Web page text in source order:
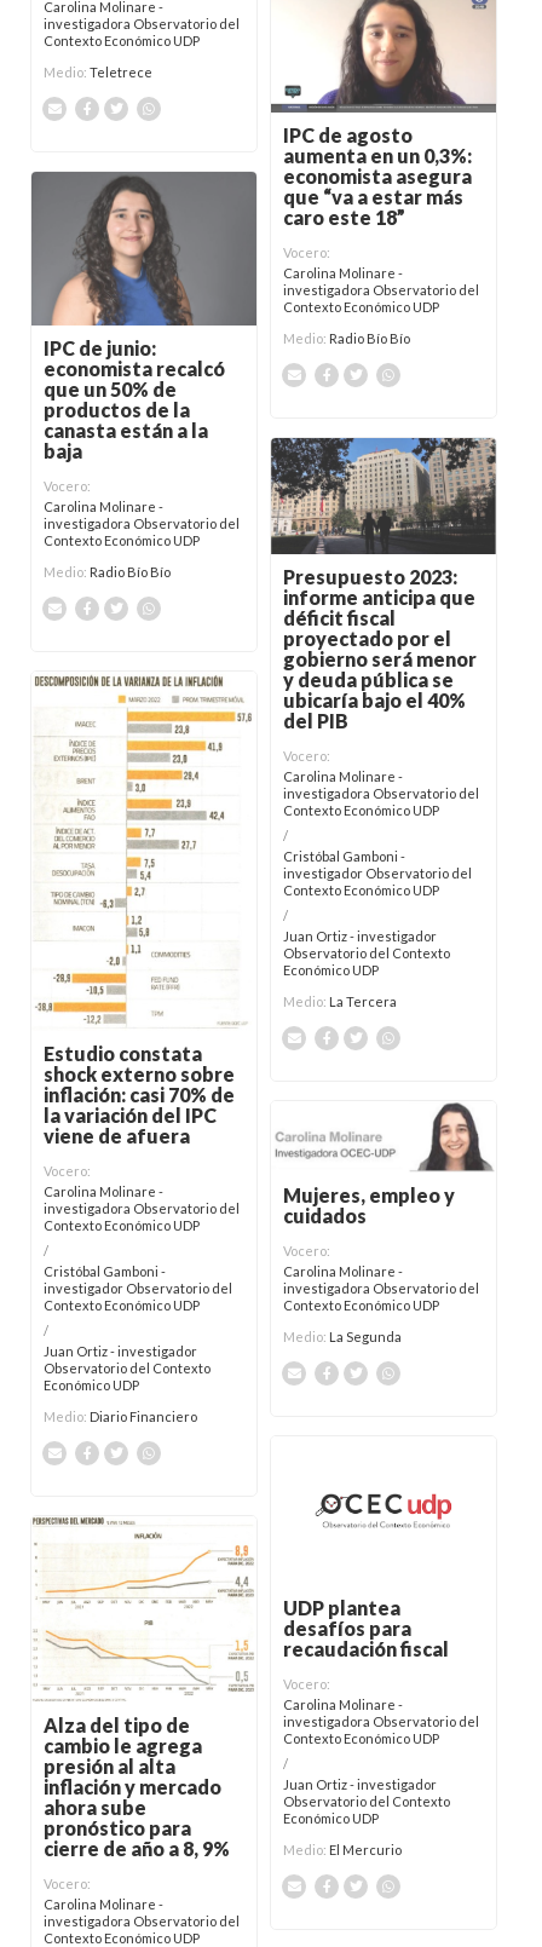
Carolina Molinare -
investigadora Observatorio del
Contexto Económico UDP
Medio: Teletrece
IPC de agosto
aumenta en un 0,3%:
economista asegura
que “va a estar más
caro este 18”
Vocero:
Carolina Molinare -
investigadora Observatorio del
Contexto Económico UDP
Medio: Radio Bío Bío
IPC de junio:
economista recalcó
que un 50% de
productos de la
canasta están a la
baja
Vocero:
Carolina Molinare -
investigadora Observatorio del
Contexto Económico UDP
Medio: Radio Bío Bío
Presupuesto 2023:
informe anticipa que
déficit fiscal
proyectado por el
gobierno será menor
y deuda pública se
ubicaría bajo el 40%
del PIB
Vocero:
Carolina Molinare -
investigadora Observatorio del
Contexto Económico UDP
/
Cristóbal Gamboni -
investigador Observatorio del
Contexto Económico UDP
/
Juan Ortiz - investigador
Observatorio del Contexto
Económico UDP
Medio: La Tercera
Estudio constata
shock externo sobre
inflación: casi 70% de
la variación del IPC
viene de afuera
Vocero:
Carolina Molinare -
investigadora Observatorio del
Contexto Económico UDP
/
Cristóbal Gamboni -
investigador Observatorio del
Contexto Económico UDP
/
Juan Ortiz - investigador
Observatorio del Contexto
Económico UDP
Medio: Diario Financiero
Mujeres, empleo y
cuidados
Vocero:
Carolina Molinare -
investigadora Observatorio del
Contexto Económico UDP
Medio: La Segunda
UDP plantea
desafíos para
recaudación fiscal
Vocero:
Carolina Molinare -
investigadora Observatorio del
Contexto Económico UDP
/
Juan Ortiz - investigador
Observatorio del Contexto
Económico UDP
Medio: El Mercurio
Alza del tipo de
cambio le agrega
presión al alta
inflación y mercado
ahora sube
pronóstico para
cierre de año a 8, 9%
Vocero:
Carolina Molinare -
investigadora Observatorio del
Contexto Económico UDP